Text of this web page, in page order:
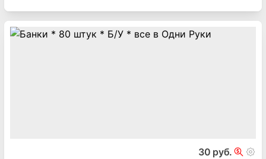
30 руб.